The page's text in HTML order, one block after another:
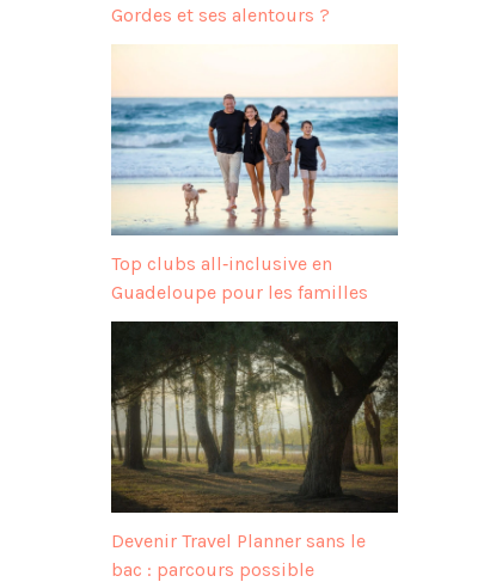
Gordes et ses alentours ?
Top clubs all‑inclusive en
Guadeloupe pour les familles
Devenir Travel Planner sans le
bac : parcours possible